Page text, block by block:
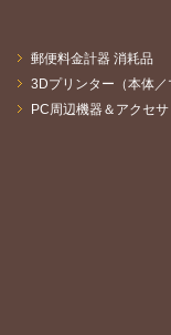
郵便料金計器 消耗品
3Dプリンター（本体／
PC周辺機器＆アクセサ